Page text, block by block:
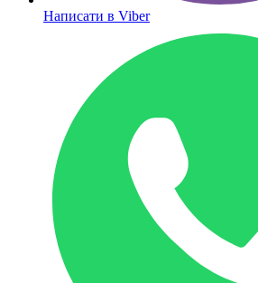
Написати в Viber